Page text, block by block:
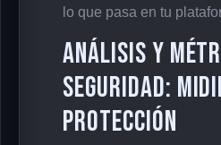
lo que pasa en tu
Análisis y
Seguridad:
Protección